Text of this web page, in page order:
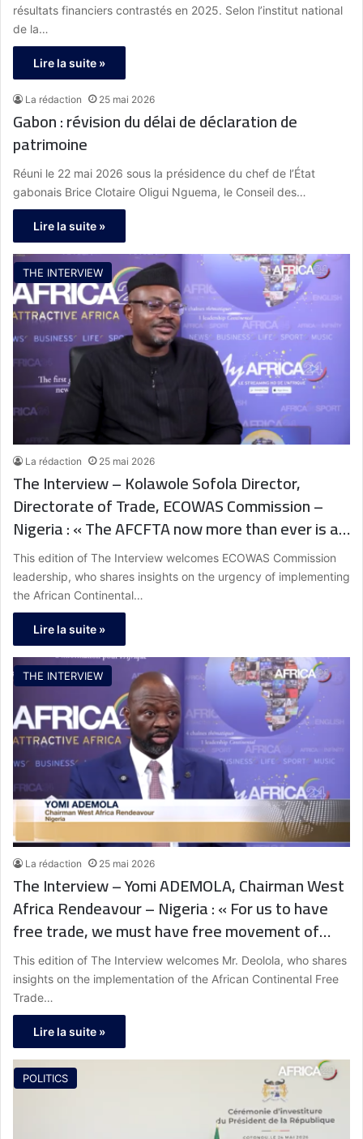
résultats financiers contrastés en 2025. Selon l’institut national
de la…
Lire la suite »
La rédaction 25 mai 2026
Gabon : révision du délai de déclaration de
patrimoine
Réuni le 22 mai 2026 sous la présidence du chef de l’État
gabonais Brice Clotaire Oligui Nguema, le Conseil des…
Lire la suite »
THE INTERVIEW
La rédaction 25 mai 2026
The Interview – Kolawole Sofola Director,
Directorate of Trade, ECOWAS Commission –
Nigeria : « The AFCFTA now more than ever is an
answer that we need to respond to. It not only
brings our markets together but also allows us
to transform, generate employment and meet
the critical needs of our people. »
This edition of The Interview welcomes ECOWAS Commission
leadership, who shares insights on the urgency of implementing
the African Continental…
Lire la suite »
THE INTERVIEW
La rédaction 25 mai 2026
The Interview – Yomi ADEMOLA, Chairman West
Africa Rendeavour – Nigeria : « For us to have
free trade, we must have free movement of
people. »
This edition of The Interview welcomes Mr. Deolola, who shares
insights on the implementation of the African Continental Free
Trade…
Lire la suite »
POLITICS